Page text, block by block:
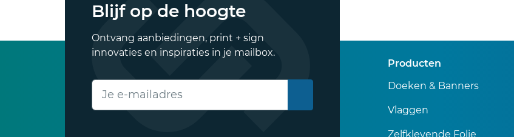
Blijf op de hoogte
Ontvang aanbiedingen, print + sign
innovaties en inspiraties in je mailbox.
E-mailadres
Producten
Doeken & Banners
Vlaggen
Zelfklevende Folie